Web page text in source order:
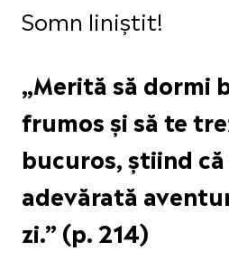
Somn liniștit!
„Merită să dormi
frumos și să te
bucuros, știind
adevărată
zi.” (p. 214)